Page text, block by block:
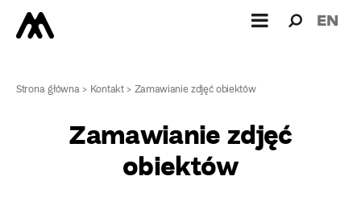
dla: EN
Strona główna> Kontakt>Zamawianie zdjęć obiektów
Zamawianie zdjęć
obiektów